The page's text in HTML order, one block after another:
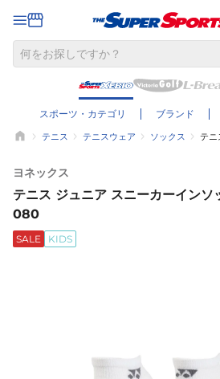
スポーツ・カテゴリ ブランド
テニス テニスウェア ソックス テニ
ヨネックス
テニス ジュニア スニーカーインソ
080
SALE KIDS